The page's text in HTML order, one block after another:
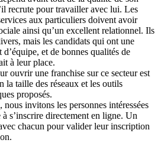
recrute pour travailler avec lui. Les
aux particuliers doivent avoir
ainsi qu’un excellent relationnel. Ils
mais les candidats qui ont une
et de bonnes qualités de
à leur place.
ouvrir une franchise sur ce secteur est
la taille des réseaux et les outils
proposés.
invitons les personnes intéressées
s’inscrire directement en ligne. Un
chacun pour valider leur inscription